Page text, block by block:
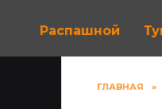
Распашной
ГЛАВНАЯ »